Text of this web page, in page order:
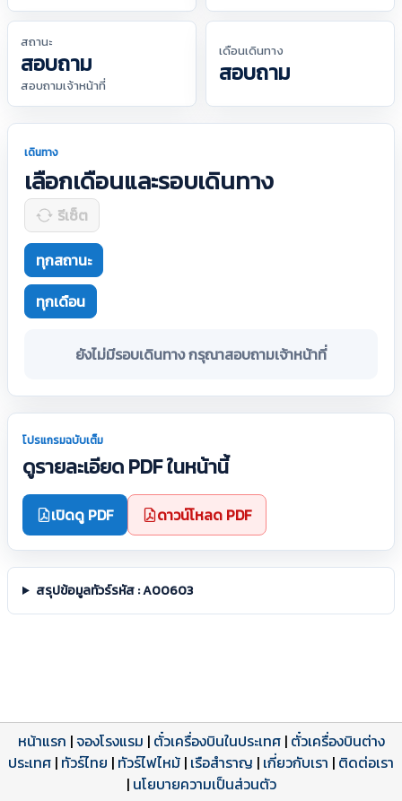
สถานะ
สอบถาม
สอบถามเจ้าหน้าที่
เดือนเดินทาง
สอบถาม
เดินทาง
เลือกเดือนและรอบเดินทาง
รีเซ็ต
ทุกสถานะ
ทุกเดือน
ยังไม่มีรอบเดินทาง กรุณาสอบถามเจ้าหน้าที่
โปรแกรมฉบับเต็ม
ดูรายละเอียด PDF ในหน้านี้
เปิดดู PDF ดาวน์โหลด PDF
สรุปข้อมูลทัวร์รหัส : A00603
โปรแกรมทัวร์
ดาวน์โหลด PDF
รีวิวลูกค้าจริง
รีวิวจาก eTravelWay
เปิดหน้าเต็ม
ใบอนุญาตนำเที่ยว
เลขที่ 11/11450
เปิดหน้าเต็ม
หน้าแรก |จองโรงแรม | ตั๋วเครื่องบินในประเทศ| ตั๋วเครื่องบินต่าง
ประเทศ | ทัวร์ไทย | ทัวร์ไฟไหม้ | เรือสำราญ | เกี่ยวกับเรา | ติดต่อเรา
| นโยบายความเป็นส่วนตัว